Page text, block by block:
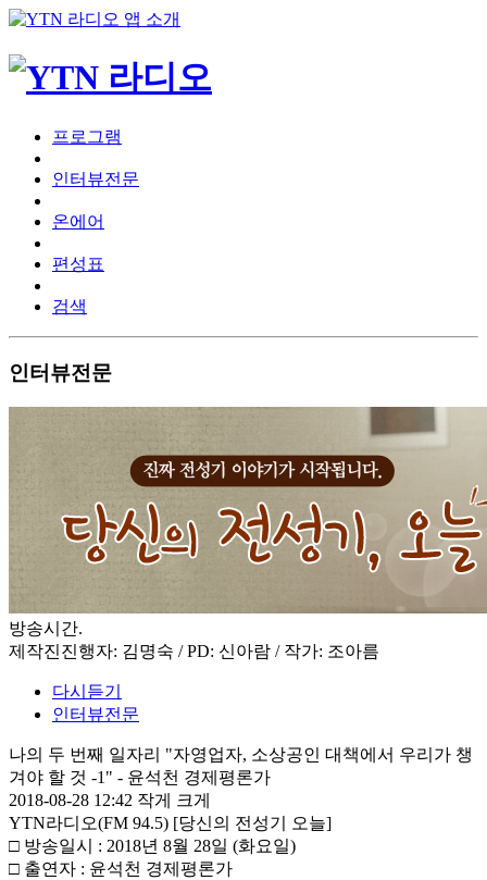
프로그램
인터뷰전문
온에어
편성표
검색
인터뷰전문
방송시간.
제작진진행자: 김명숙 / PD: 신아람 / 작가: 조아름
다시듣기
인터뷰전문
나의 두 번째 일자리 "자영업자, 소상공인 대책에서 우리가 챙
겨야 할 것 -1" - 윤석천 경제평론가
2018-08-28 12:42 작게
크게
YTN라디오(FM 94.5) [당신의 전성기 오늘]
□ 방송일시 : 2018년 8월 28일 (화요일)
□ 출연자 : 윤석천 경제평론가